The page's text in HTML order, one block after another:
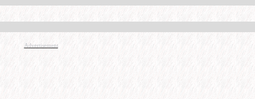
Advertisement